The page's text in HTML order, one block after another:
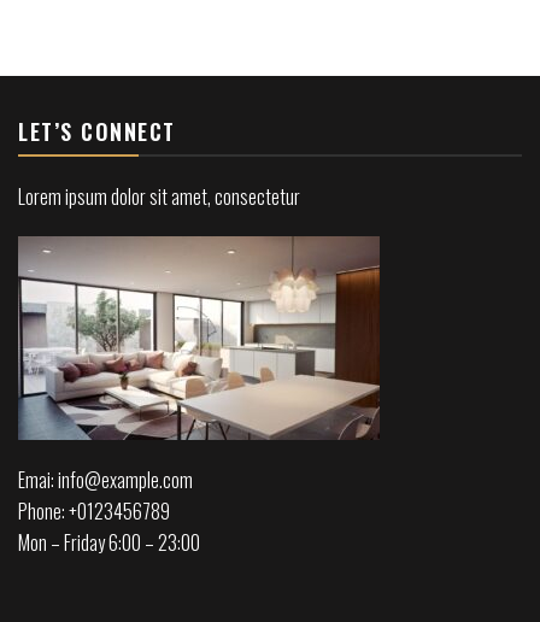
LET’S CONNECT
Lorem ipsum dolor sit amet, consectetur
Emai: info@example.com
Phone: +0123456789
Mon – Friday 6:00 – 23:00